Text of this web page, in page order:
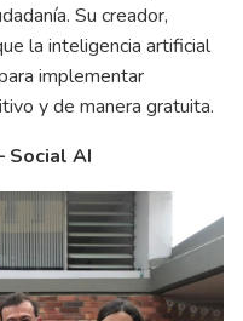
Su creador,
la inteligencia artificial
implementar
y de manera gratuita.
Social AI